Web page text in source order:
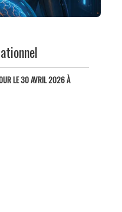
LE 30 AVRIL 2026 À